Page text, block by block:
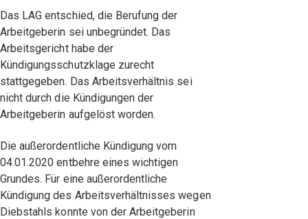
Das LAG entschied, die Berufung der
Arbeitgeberin sei unbegründet. Das
Arbeitsgericht habe der
Kündigungsschutzklage zurecht
stattgegeben. Das Arbeitsverhältnis sei
nicht durch die Kündigungen der
Arbeitgeberin aufgelöst worden.
Die außerordentliche Kündigung vom
04.01.2020 entbehre eines wichtigen
Grundes. Für eine außerordentliche
Kündigung des Arbeitsverhältnisses wegen
Diebstahls konnte von der Arbeitgeberin